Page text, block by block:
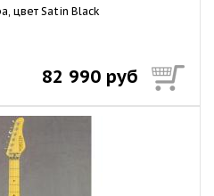
цвет Satin Black
82 990 руб